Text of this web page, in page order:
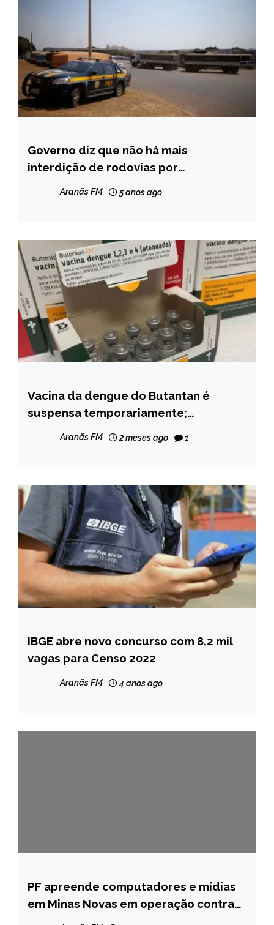
BRASIL
NOTÍCIAS
Governo diz que não há mais
interdição de rodovias por
Aranãs FM 5 anos ago
BRASIL
CAPELINHA
Vacina da dengue do Butantan é
suspensa temporariamente;
Aranãs FM 2 meses ago 1
BRASIL
NOTÍCIAS
IBGE abre novo concurso com 8,2 mil
vagas para Censo 2022
Aranãs FM 4 anos ago
MINAS
GERAIS
NOTÍCIAS
PF apreende computadores e mídias
em Minas Novas em operação contra